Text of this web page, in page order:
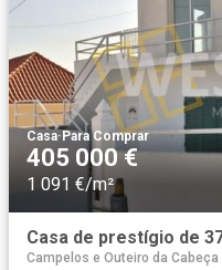
Casa·Para Comprar
405 000 €
1 091 €/m²
Campelos e Outeiro da Cabeça